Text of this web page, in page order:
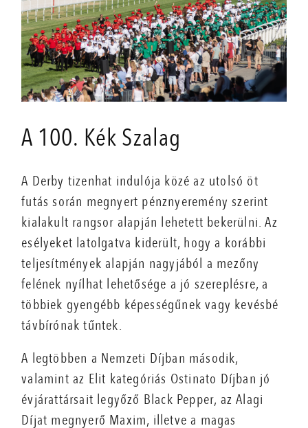
A 100. Kék Szalag
A Derby tizenhat indulója közé az utolsó öt
futás során megnyert pénznyeremény szerint
kialakult rangsor alapján lehetett bekerülni. Az
esélyeket latolgatva kiderült, hogy a korábbi
teljesítmények alapján nagyjából a mezőny
felének nyílhat lehetősége a jó szereplésre, a
többiek gyengébb képességűnek vagy kevésbé
távbírónak tűntek.
A legtöbben a Nemzeti Díjban második,
valamint az Elit kategóriás Ostinato Díjban jó
évjárattársait legyőző Black Pepper, az Alagi
Díjat megnyerő Maxim, illetve a magas